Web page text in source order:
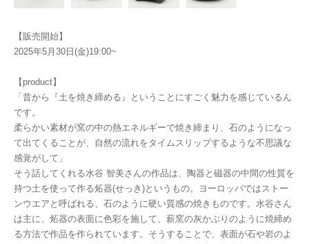
【販売開始】
2025年5月30日(金)19:00~
【product】
「昔から『土を焼き締める』ということにすごく魅力を感じているん
です。
柔らかい素材が窯の中の熱エネルギーで焼き締まり、石のようになっ
て出てくることが、自然の流れをタイムスリップするような不思議な
感覚がして」
そう話してくれる水谷 智美さんの作品は、陶器と磁器の中間の性質を
持つ土を使って作る炻器(せっき)というもの。ヨーロッパではストー
ンウエアと呼ばれる、石のように硬い質感の焼きものです。水谷さん
は主に、炻器の表面に色彩を施して、薪窯の灰かぶりのように焼締め
る方法で作品を作られています。そうすることで、表面が石や岩のよ